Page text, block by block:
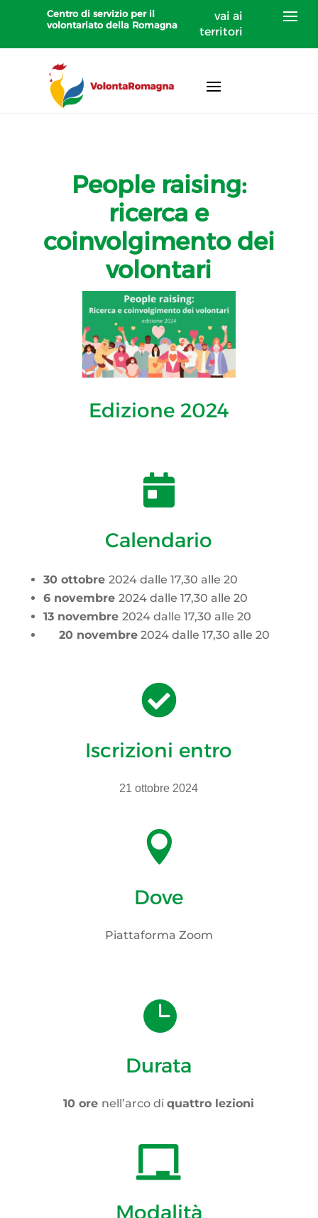
Centro di servizio per il
volontariato della Romagna
vai ai
territori
People raising:
ricerca e
coinvolgimento dei
volontari
Edizione 2024

Calendario
30 ottobre 2024 dalle 17,30 alle 20
6 novembre 2024 dalle 17,30 alle 20
13 novembre 2024 dalle 17,30 alle 20
20 novembre 2024 dalle 17,30 alle 20

Iscrizioni entro
21 ottobre 2024

Dove
Piattaforma Zoom

Durata
10 ore nell’arco diquattro lezioni

Modalità